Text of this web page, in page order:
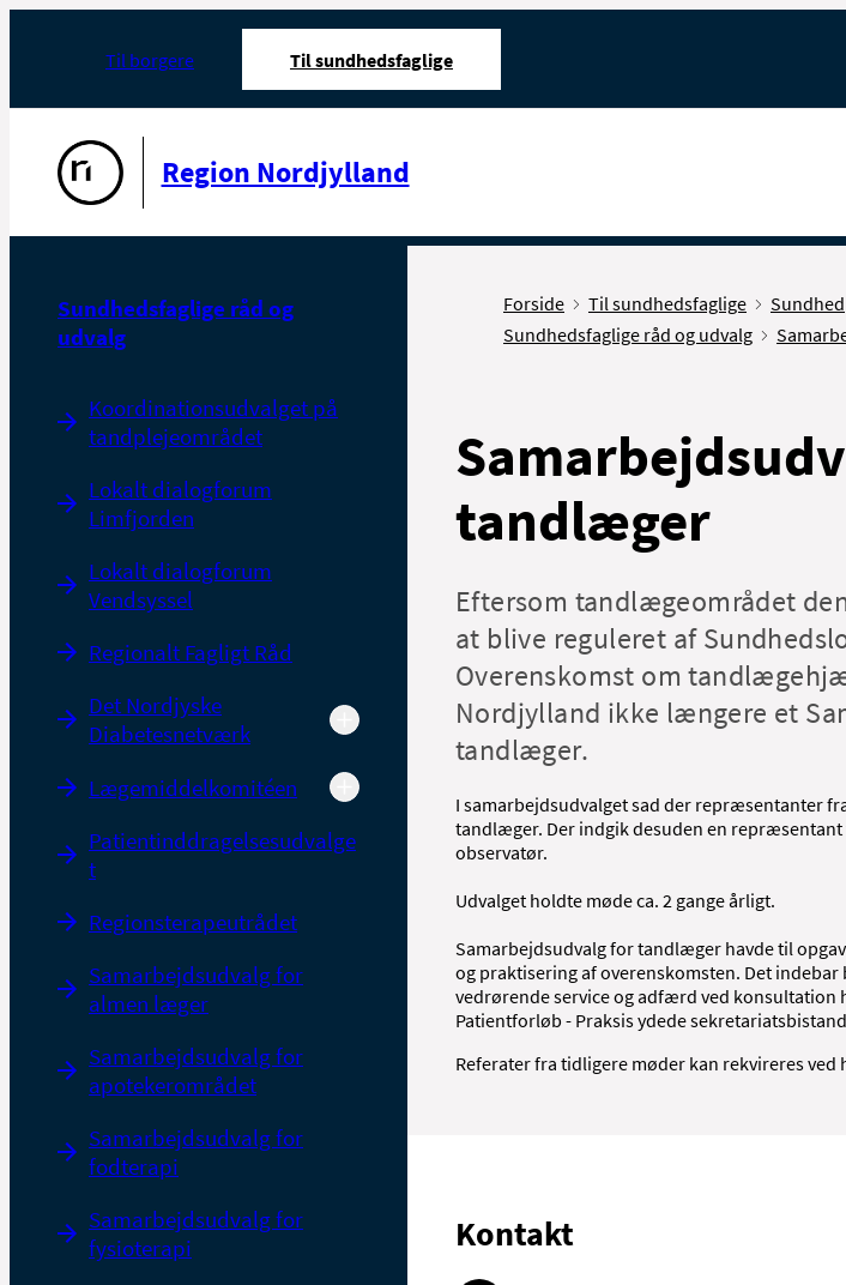
Til borgere Til sundhedsfaglige
Region Nordjylland
Sundhedsfaglige råd og
udvalg
Koordinationsudvalget på
tandplejeområdet
Lokalt dialogforum
Limfjorden
Lokalt dialogforum
Vendsyssel
Regionalt Fagligt Råd
Det Nordjyske
Diabetesnetværk
Lægemiddelkomitéen
Patientinddragelsesudvalge
t
Regionsterapeutrådet
Samarbejdsudvalg for
almen læger
Samarbejdsudvalg for
apotekerområdet
Samarbejdsudvalg for
fodterapi
Samarbejdsudvalg for
fysioterapi
Forside Til sundhedsfaglige
Sundhed
Sundhedsfaglige råd og udvalg
tandlæger
Eftersom tandlægeområdet
at blive reguleret af
Overenskomst om
Nordjylland ikke længere et
tandlæger.
I samarbejdsudvalget sad der repræsentanter
tandlæger. Der indgik desuden en
observatør.
Udvalget holdte møde ca. 2 gange årligt.
Samarbejdsudvalg for tandlæger havde til
og praktisering af overenskomsten. Det
vedrørende service og adfærd ved konsultation
Patientforløb - Praksis ydede
Referater fra tidligere møder kan rekvireres ved
Kontakt